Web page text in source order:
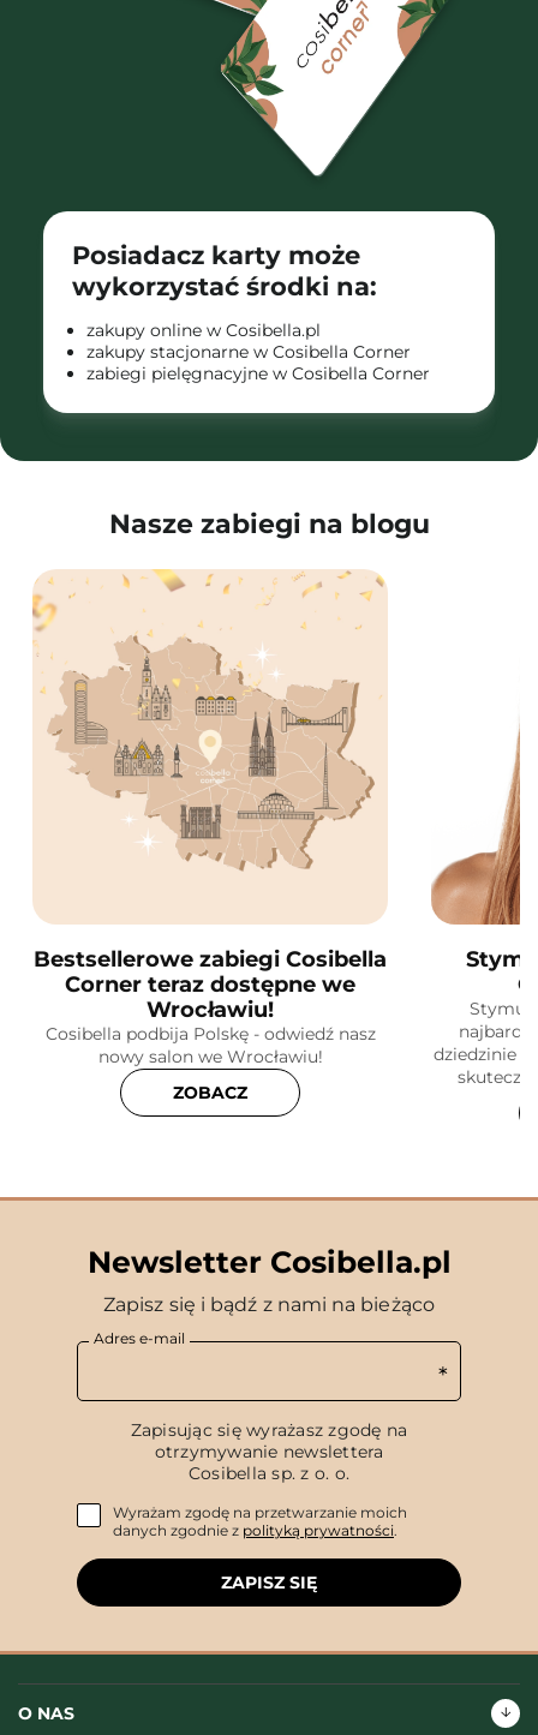
Posiadacz karty może
wykorzystać środki na:
zakupy online w Cosibella.pl
zakupy stacjonarne w Cosibella Corner
zabiegi pielęgnacyjne w Cosibella Corner
Nasze zabiegi na blogu
Bestsellerowe zabiegi Cosibella
Corner teraz dostępne we
Wrocławiu!
Cosibella podbija Polskę - odwiedź nasz
nowy salon we Wrocławiu!
ZOBACZ
dziedzinie
Newsletter Cosibella.pl
Zapisz się i bądź z nami na bieżąco
Adres e-mail
Zapisując się wyrażasz zgodę na
otrzymywanie newslettera
Cosibella sp. z o. o.
Wyrażam zgodę na przetwarzanie moich
danych zgodnie z polityką prywatności.
ZAPISZ SIĘ
O NAS